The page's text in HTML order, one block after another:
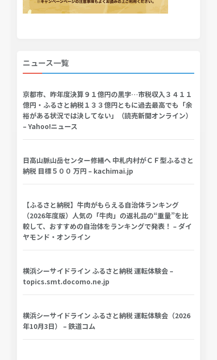
ニュース一覧
京都市、昨年度決算９１億円の黒字…市税収入３４１１
億円・ふるさと納税１３３億円ともに過去最高でも「余
裕がある状況では決してない」（読売新聞オンライン）
– Yahoo!ニュース
日高山脈山岳センター修繕へ 中札内村がＣＦ型ふるさと
納税 目標５００ 万円 – kachimai.jp
【ふるさと納税】牛肉がもらえる自治体ランキング
（2026年度版）人気の「牛肉」の返礼品の“重量”を比
較して、おすすめの自治体をランキングで発表！ – ダイ
ヤモンド・オンライン
横浜シーサイドライン ふるさと納税 運転体験会 –
topics.smt.docomo.ne.jp
横浜シーサイドライン ふるさと納税 運転体験会（2026
年10月3日） – 鉄道コム